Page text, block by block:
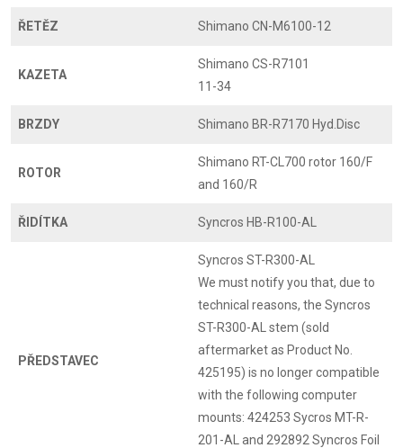
ŘETĚZ Shimano CN-M6100-12
KAZETA
Shimano CS-R7101
11-34
BRZDY Shimano BR-R7170 Hyd.Disc
ROTOR
Shimano RT-CL700 rotor 160/F
and 160/R
ŘIDÍTKA Syncros HB-R100-AL
PŘEDSTAVEC
Syncros ST-R300-AL
We must notify you that, due to
technical reasons, the Syncros
ST-R300-AL stem (sold
aftermarket as Product No.
425195) is no longer compatible
with the following computer
mounts: 424253 Sycros MT-R-
201-AL and 292892 Syncros Foil